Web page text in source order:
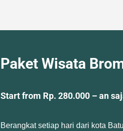
Paket Wisata
Start from Rp. 280.000 – an
Berangkat setiap hari dari kota